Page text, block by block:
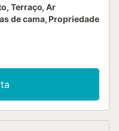
Terraço, Ar
de cama, Propriedade